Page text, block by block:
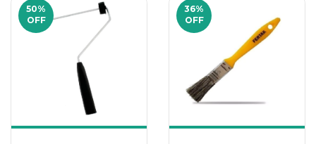
50%
OFF
36%
OFF